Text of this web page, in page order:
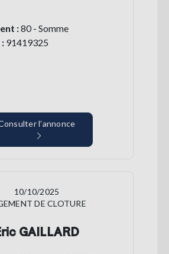
:80 - Somme
91419325
l’annonce
10/10/2025
DE CLOTURE
GAILLARD